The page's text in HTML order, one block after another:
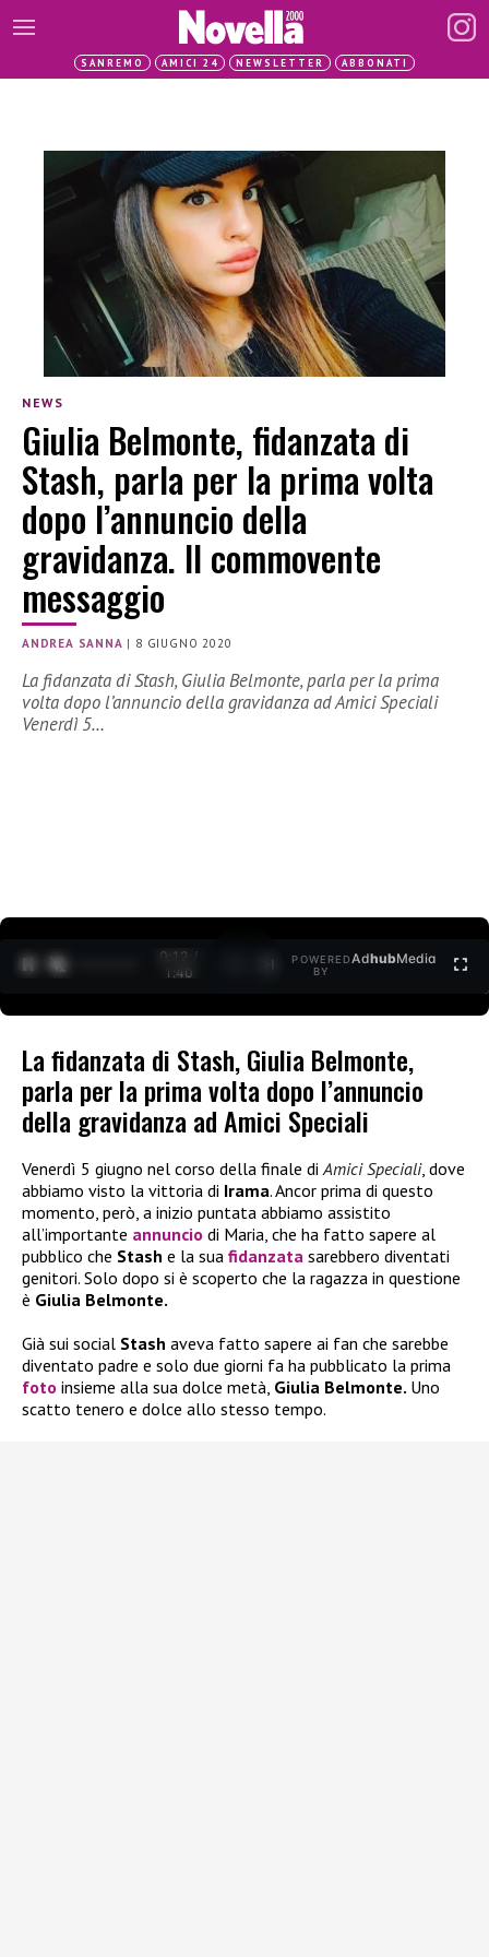
SANREMO AMICI 24 NEWSLETTER ABBONATI
NEWS
Giulia Belmonte, fidanzata di
Stash, parla per la prima volta
dopo l’annuncio della
gravidanza. Il commovente
messaggio
ANDREA SANNA | 8 GIUGNO 2020
La fidanzata di Stash, Giulia Belmonte, parla per la prima
volta dopo l’annuncio della gravidanza ad Amici Speciali
Venerdì 5…
0:13 /
1:40
POWERED
BY
AdhubMedia
La fidanzata di Stash, Giulia Belmonte,
parla per la prima volta dopo l’annuncio
della gravidanza ad Amici Speciali
Venerdì 5 giugno nel corso della finale diAmici Speciali, dove
abbiamo visto la vittoria di Irama. Ancor prima di questo
momento, però, a inizio puntata abbiamo assistito
all’importante annuncio di Maria, che ha fatto sapere al
pubblico che Stash e la sua fidanzata sarebbero diventati
genitori. Solo dopo si è scoperto che la ragazza in questione
è Giulia Belmonte.
Già sui social Stash aveva fatto sapere ai fan che sarebbe
diventato padre e solo due giorni fa ha pubblicato la prima
foto insieme alla sua dolce metà, Giulia Belmonte. Uno
scatto tenero e dolce allo stesso tempo.